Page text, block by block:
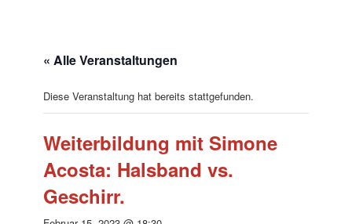
« Alle Veranstaltungen
Diese Veranstaltung hat bereits stattgefunden.
Weiterbildung mit Simone
Acosta: Halsband vs.
Geschirr.